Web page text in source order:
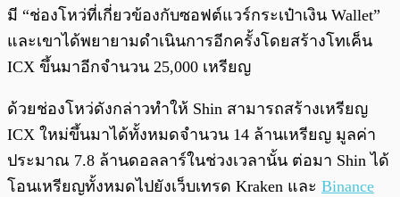
มี “ช่องโหว่ที่เกี่ยวข้องกับซอฟต์แวร์กระเป๋าเงิน Wallet”
และเขาได้พยายามดำเนินการอีกครั้งโดยสร้างโทเค็น
ICX ขึ้นมาอีกจำนวน 25,000 เหรียญ
ด้วยช่องโหว่ดังกล่าวทำให้ Shin สามารถสร้างเหรียญ
ICX ใหม่ขึ้นมาได้ทั้งหมดจำนวน 14 ล้านเหรียญ มูลค่า
ประมาณ 7.8 ล้านดอลลาร์ในช่วงเวลานั้น ต่อมา Shin ได้
โอนเหรียญทั้งหมดไปยังเว็บเทรด Kraken และ Binance